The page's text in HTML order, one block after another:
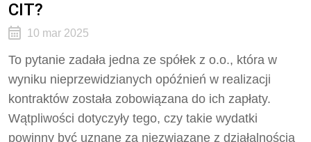
CIT?
10 mar 2025
To pytanie zadała jedna ze spółek z o.o., która w
wyniku nieprzewidzianych opóźnień w realizacji
kontraktów została zobowiązana do ich zapłaty.
Wątpliwości dotyczyły tego, czy takie wydatki
powinny być uznane za niezwiązane z działalnością